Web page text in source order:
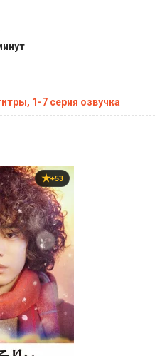
1-7 серия озвучка
+53